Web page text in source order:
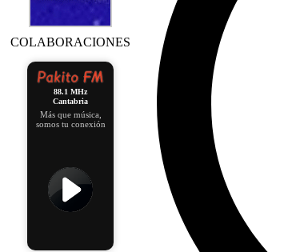
COLABORACIONES
88.1 MHz
Cantabria
Más que música,
somos tu conexión